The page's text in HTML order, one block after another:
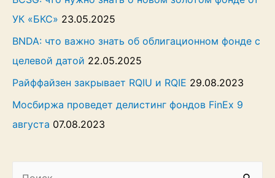
УК «БКС» 23.05.2025
BNDA: что важно знать об облигационном фонде с
целевой датой 22.05.2025
Райффайзен закрывает RQIU и RQIE 29.08.2023
Мосбиржа проведет делистинг фондов FinEx 9
августа 07.08.2023